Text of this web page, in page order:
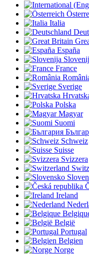
Italia
España
France
Sverige
Polska
Magyar
Suomi
Schweiz
Suisse
Svizzera
Ireland
België
Portugal
Belgien
Norge